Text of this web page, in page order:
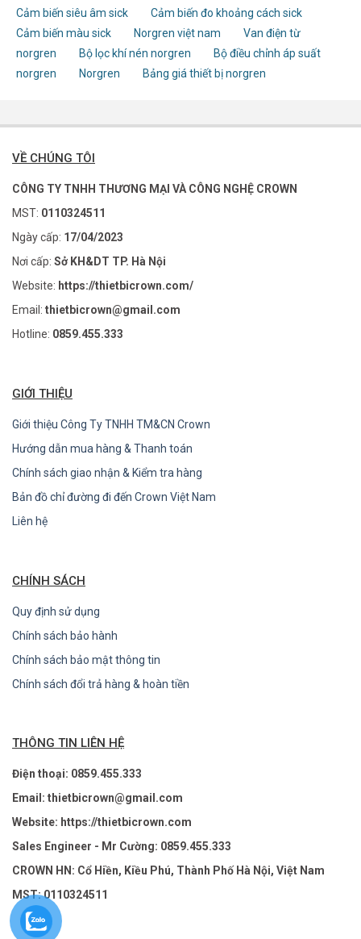
Cảm biến siêu âm sick
Cảm biến đo khoảng cách sick
Cảm biến màu sick
Norgren việt nam
Van điện từ
norgren
Bộ lọc khí nén norgren
Bộ điều chỉnh áp suất
norgren
Norgren Bảng giá thiết bị norgren
VỀ CHÚNG TÔI
CÔNG TY TNHH THƯƠNG MẠI VÀ CÔNG NGHỆ CROWN
MST: 0110324511
Ngày cấp: 17/04/2023
Nơi cấp: Sở KH&DT TP. Hà Nội
Website: https://thietbicrown.com/
Email: thietbicrown@gmail.com
Hotline: 0859.455.333
GIỚI THIỆU
Giới thiệu Công Ty TNHH TM&CN Crown
Hướng dẫn mua hàng & Thanh toán
Chính sách giao nhận & Kiểm tra hàng
Bản đồ chỉ đường đi đến Crown Việt Nam
Liên hệ
CHÍNH SÁCH
Quy định sử dụng
Chính sách bảo hành
Chính sách bảo mật thông tin
Chính sách đổi trả hàng & hoàn tiền
THÔNG TIN LIÊN HỆ
Điện thoại: 0859.455.333
Email: thietbicrown@gmail.com
Website: https://thietbicrown.com
Sales Engineer - Mr Cường: 0859.455.333
CROWN HN: Cổ Hiền, Kiều Phú, Thành Phố Hà Nội, Việt Nam
MST: 0110324511